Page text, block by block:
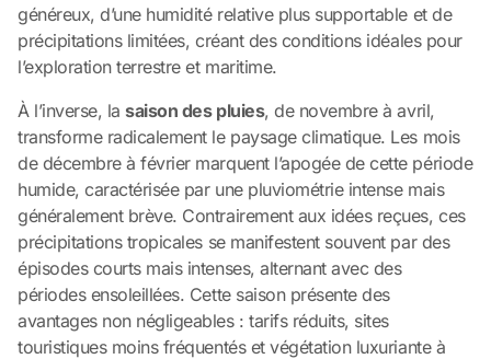
généreux, d’une humidité relative plus supportable et de
précipitations limitées, créant des conditions idéales pour
l’exploration terrestre et maritime.
À l’inverse, lasaison des pluies, de novembre à avril,
transforme radicalement le paysage climatique. Les mois
de décembre à février marquent l’apogée de cette période
humide, caractérisée par une pluviométrie intense mais
généralement brève. Contrairement aux idées reçues, ces
précipitations tropicales se manifestent souvent par des
épisodes courts mais intenses, alternant avec des
périodes ensoleillées. Cette saison présente des
avantages non négligeables : tarifs réduits, sites
touristiques moins fréquentés et végétation luxuriante à